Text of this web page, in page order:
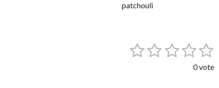
patchouli
1 2 3 4 5
é
v
0 vote